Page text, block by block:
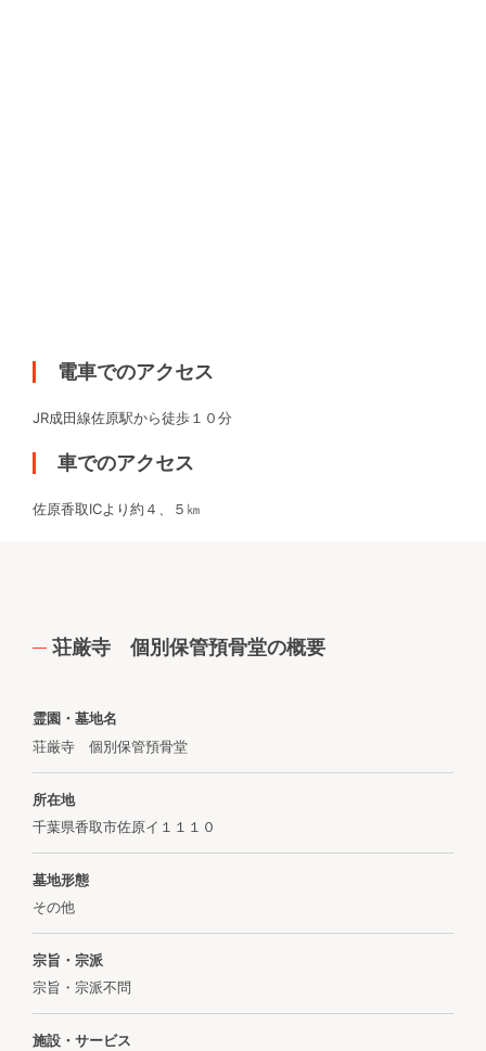
電車でのアクセス
JR成田線佐原駅から徒歩１０分
車でのアクセス
佐原香取ICより約４、５㎞
荘厳寺 個別保管預骨堂の概要
霊園・墓地名
荘厳寺 個別保管預骨堂
所在地
千葉県香取市佐原イ１１１０
墓地形態
その他
宗旨・宗派
宗旨・宗派不問
施設・サービス